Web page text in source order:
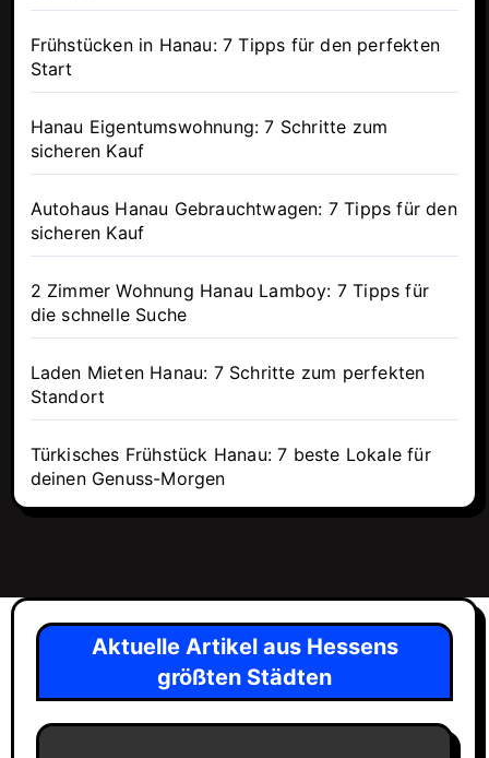
Frühstücken in Hanau: 7 Tipps für den perfekten
Start
Hanau Eigentumswohnung: 7 Schritte zum
sicheren Kauf
Autohaus Hanau Gebrauchtwagen: 7 Tipps für den
sicheren Kauf
2 Zimmer Wohnung Hanau Lamboy: 7 Tipps für
die schnelle Suche
Laden Mieten Hanau: 7 Schritte zum perfekten
Standort
Türkisches Frühstück Hanau: 7 beste Lokale für
deinen Genuss-Morgen
Aktuelle Artikel aus Hessens
größten Städten